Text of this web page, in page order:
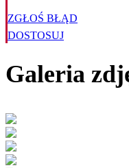
ZGŁOŚ BŁĄD
DOSTOSUJ
Galeria